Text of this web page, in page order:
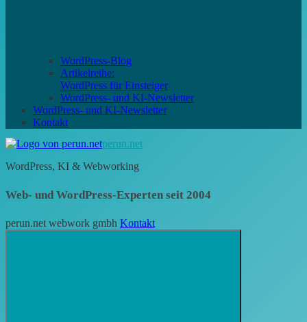
WordPress-Blog
Artikelreihe:
WordPress für Einsteiger
WordPress- und KI-Newsletter
WordPress- und KI-Newsletter
Kontakt
perun.net
WordPress, KI & Webworking
Web- und WordPress-Experten seit 2004
perun.net webwork gmbh Kontakt